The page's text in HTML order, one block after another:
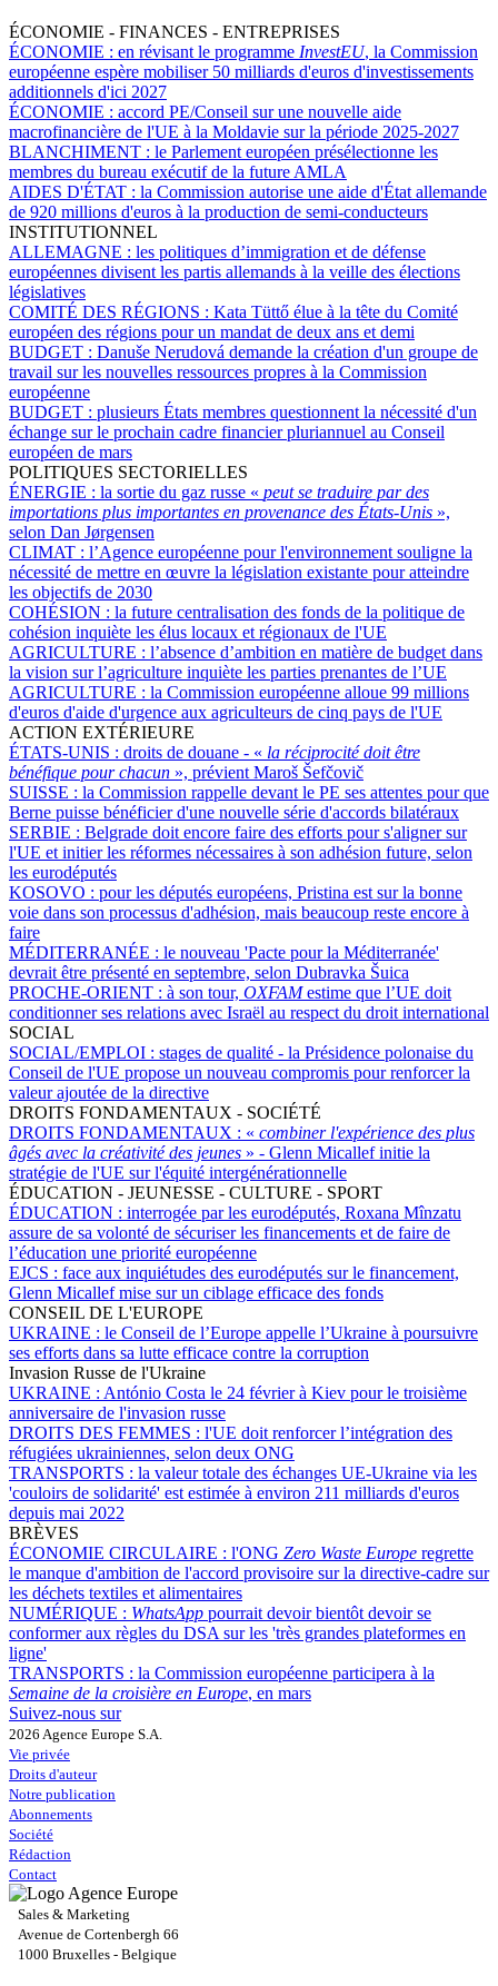
ÉCONOMIE - FINANCES - ENTREPRISES
ÉCONOMIE : en révisant le programme InvestEU, la Commission
européenne espère mobiliser 50 milliards d'euros d'investissements
additionnels d'ici 2027
ÉCONOMIE : accord PE/Conseil sur une nouvelle aide
macrofinancière de l'UE à la Moldavie sur la période 2025-2027
BLANCHIMENT : le Parlement européen présélectionne les
membres du bureau exécutif de la future AMLA
AIDES D'ÉTAT : la Commission autorise une aide d'État allemande
de 920 millions d'euros à la production de semi-conducteurs
INSTITUTIONNEL
ALLEMAGNE : les politiques d’immigration et de défense
européennes divisent les partis allemands à la veille des élections
législatives
COMITÉ DES RÉGIONS : Kata Tüttő élue à la tête du Comité
européen des régions pour un mandat de deux ans et demi
BUDGET : Danuše Nerudová demande la création d'un groupe de
travail sur les nouvelles ressources propres à la Commission
européenne
BUDGET : plusieurs États membres questionnent la nécessité d'un
échange sur le prochain cadre financier pluriannuel au Conseil
européen de mars
POLITIQUES SECTORIELLES
ÉNERGIE : la sortie du gaz russe « peut se traduire par des
importations plus importantes en provenance des États-Unis »,
selon Dan Jørgensen
CLIMAT : l’Agence européenne pour l'environnement souligne la
nécessité de mettre en œuvre la législation existante pour atteindre
les objectifs de 2030
COHÉSION : la future centralisation des fonds de la politique de
cohésion inquiète les élus locaux et régionaux de l'UE
AGRICULTURE : l’absence d’ambition en matière de budget dans
la vision sur l’agriculture inquiète les parties prenantes de l’UE
AGRICULTURE : la Commission européenne alloue 99 millions
d'euros d'aide d'urgence aux agriculteurs de cinq pays de l'UE
ACTION EXTÉRIEURE
ÉTATS-UNIS : droits de douane - « la réciprocité doit être
bénéfique pour chacun », prévient Maroš Šefčovič
SUISSE : la Commission rappelle devant le PE ses attentes pour que
Berne puisse bénéficier d'une nouvelle série d'accords bilatéraux
SERBIE : Belgrade doit encore faire des efforts pour s'aligner sur
l'UE et initier les réformes nécessaires à son adhésion future, selon
les eurodéputés
KOSOVO : pour les députés européens, Pristina est sur la bonne
voie dans son processus d'adhésion, mais beaucoup reste encore à
faire
MÉDITERRANÉE : le nouveau 'Pacte pour la Méditerranée'
devrait être présenté en septembre, selon Dubravka Šuica
PROCHE-ORIENT : à son tour, OXFAMestime que l’UE doit
conditionner ses relations avec Israël au respect du droit international
SOCIAL
SOCIAL/EMPLOI : stages de qualité - la Présidence polonaise du
Conseil de l'UE propose un nouveau compromis pour renforcer la
valeur ajoutée de la directive
DROITS FONDAMENTAUX - SOCIÉTÉ
DROITS FONDAMENTAUX : « combiner l'expérience des plus
âgés avec la créativité des jeunes » - Glenn Micallef initie la
stratégie de l'UE sur l'équité intergénérationnelle
ÉDUCATION - JEUNESSE - CULTURE - SPORT
ÉDUCATION : interrogée par les eurodéputés, Roxana Mînzatu
assure de sa volonté de sécuriser les financements et de faire de
l’éducation une priorité européenne
EJCS : face aux inquiétudes des eurodéputés sur le financement,
Glenn Micallef mise sur un ciblage efficace des fonds
CONSEIL DE L'EUROPE
UKRAINE : le Conseil de l’Europe appelle l’Ukraine à poursuivre
ses efforts dans sa lutte efficace contre la corruption
Invasion Russe de l'Ukraine
UKRAINE : António Costa le 24 février à Kiev pour le troisième
anniversaire de l'invasion russe
DROITS DES FEMMES : l'UE doit renforcer l’intégration des
réfugiées ukrainiennes, selon deux ONG
TRANSPORTS : la valeur totale des échanges UE-Ukraine via les
'couloirs de solidarité' est estimée à environ 211 milliards d'euros
depuis mai 2022
BRÈVES
ÉCONOMIE CIRCULAIRE : l'ONG Zero Waste Europe regrette
le manque d'ambition de l'accord provisoire sur la directive-cadre sur
les déchets textiles et alimentaires
NUMÉRIQUE : WhatsApp pourrait devoir bientôt devoir se
conformer aux règles du DSA sur les 'très grandes plateformes en
ligne'
TRANSPORTS : la Commission européenne participera à la
Semaine de la croisière en Europe, en mars
Suivez-nous sur
2026 Agence Europe S.A.
Vie privée
Droits d'auteur
Notre publication
Abonnements
Société
Rédaction
Contact
Sales & Marketing
Avenue de Cortenbergh 66
1000 Bruxelles - Belgique